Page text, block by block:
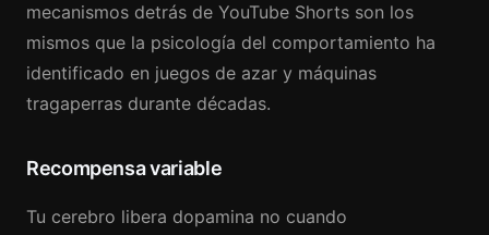
mecanismos detrás de YouTube Shorts son los
mismos que la psicología del comportamiento ha
identificado en juegos de azar y máquinas
tragaperras durante décadas.
Recompensa variable
Tu cerebro libera dopamina no cuando